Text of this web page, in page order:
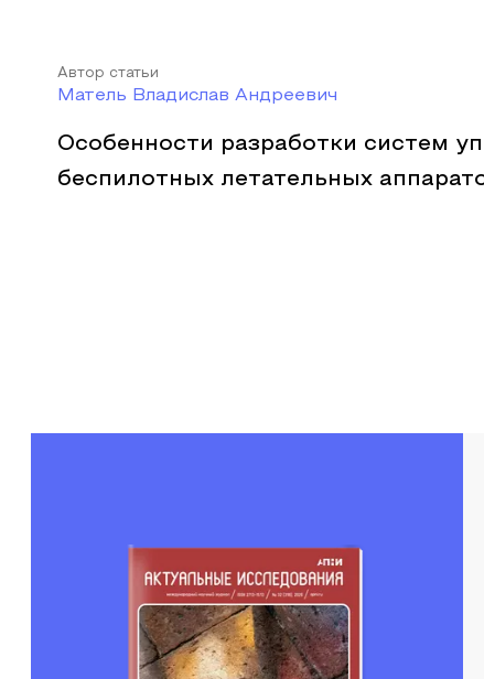
Автор статьи
Матель Владислав Андреевич
Особенности разработки систем
беспилотных летательных